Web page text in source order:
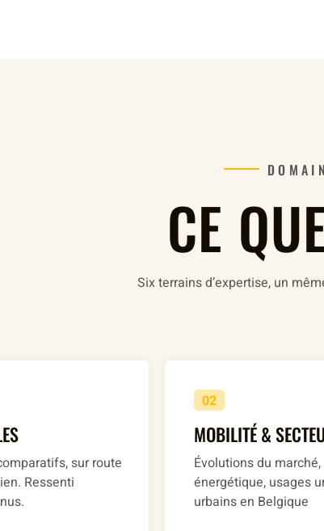
CE
Six terrains d’expertise, un
sur route
Ressenti
02
MOBILITÉ &
Évolutions du
énergétique, usages
urbains en Belgique